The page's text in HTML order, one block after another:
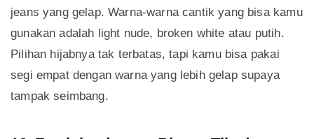
jeans yang gelap. Warna-warna cantik yang bisa kamu
gunakan adalah light nude, broken white atau putih.
Pilihan hijabnya tak terbatas, tapi kamu bisa pakai
segi empat dengan warna yang lebih gelap supaya
tampak seimbang.